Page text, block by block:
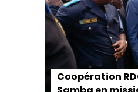
Coopération